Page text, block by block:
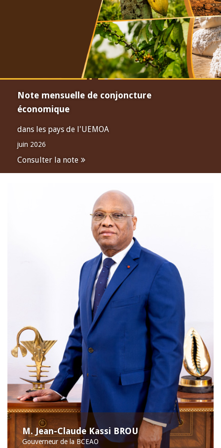
Note mensuelle de conjoncture
économique
dans les pays de l'UEMOA
juin 2026
Consulter la note
M. Jean-Claude Kassi BROU
Gouverneur de la BCEAO